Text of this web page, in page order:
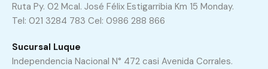
Ruta Py. 02 Mcal. José Félix Estigarribia Km 15 Monday.
Tel: 021 3284 783 Cel: 0986 288 866
Sucursal Luque
Independencia Nacional N° 472 casi Avenida Corrales.